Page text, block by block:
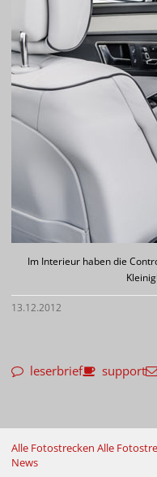
Im Interieur haben die
13.12.2012
leserbrief support
Alle Fotostrecken Alle
News